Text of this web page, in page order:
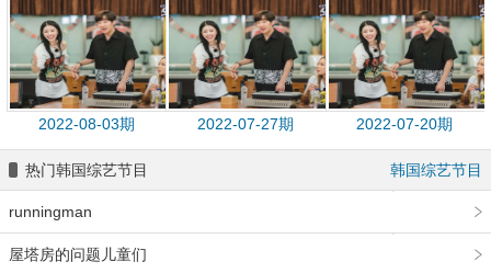
2022-08-03期 2022-07-27期 2022-07-20期
热门韩国综艺节目 韩国综艺节目
runningman
屋塔房的问题儿童们